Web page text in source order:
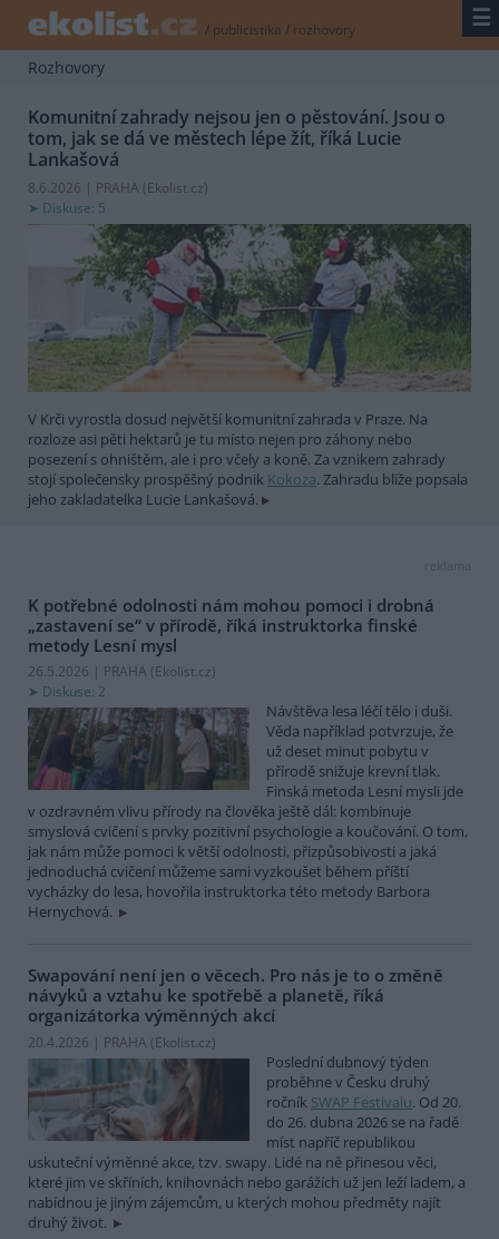
/ publicistika / rozhovory ☰
Rozhovory
Komunitní zahrady nejsou jen o pěstování. Jsou o
tom, jak se dá ve městech lépe žít, říká Lucie
Lankašová
8.6.2026 | PRAHA (Ekolist.cz)
Diskuse: 5
V Krči vyrostla dosud největší komunitní zahrada v Praze. Na
rozloze asi pěti hektarů je tu místo nejen pro záhony nebo
posezení s ohništěm, ale i pro včely a koně. Za vznikem zahrady
stojí společensky prospěšný podnik Kokoza. Zahradu blíže popsala
jeho zakladatelka Lucie Lankašová.
reklama
K potřebné odolnosti nám mohou pomoci i drobná
„zastavení se“ v přírodě, říká instruktorka finské
metody Lesní mysl
26.5.2026 | PRAHA (Ekolist.cz)
Diskuse: 2
Návštěva lesa léčí tělo i duši.
Věda například potvrzuje, že
už deset minut pobytu v
přírodě snižuje krevní tlak.
Finská metoda Lesní mysli jde
v ozdravném vlivu přírody na člověka ještě dál: kombinuje
smyslová cvičení s prvky pozitivní psychologie a koučování. O tom,
jak nám může pomoci k větší odolnosti, přizpůsobivosti a jaká
jednoduchá cvičení můžeme sami vyzkoušet během příští
vycházky do lesa, hovořila instruktorka této metody Barbora
Hernychová.
Swapování není jen o věcech. Pro nás je to o změně
návyků a vztahu ke spotřebě a planetě, říká
organizátorka výměnných akcí
20.4.2026 | PRAHA (Ekolist.cz)
Poslední dubnový týden
proběhne v Česku druhý
ročník SWAP Festivalu. Od 20.
do 26. dubna 2026 se na řadě
míst napříč republikou
uskuteční výměnné akce, tzv. swapy. Lidé na ně přinesou věci,
které jim ve skříních, knihovnách nebo garážích už jen leží ladem, a
nabídnou je jiným zájemcům, u kterých mohou předměty najít
druhý život.